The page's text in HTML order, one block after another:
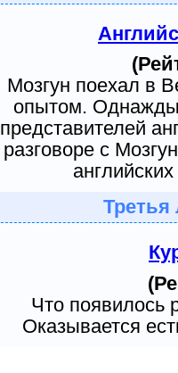
Мозгун поехал в
опытом. Однажды
представителей
разговоре с
Третья
Что появилось
Оказывается